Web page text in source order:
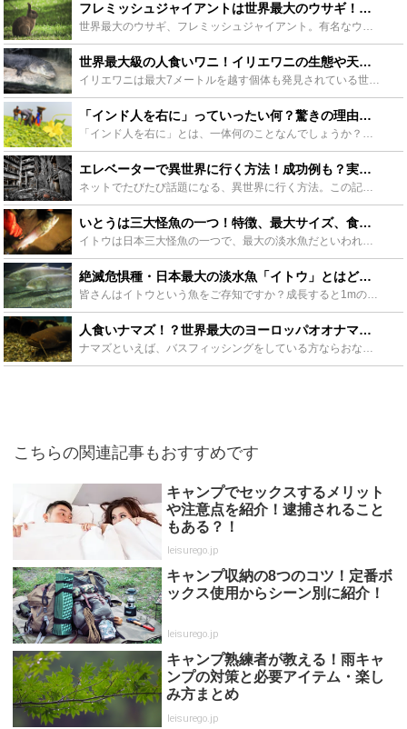
フレミッシュジャイアントは世界最大のウサギ！特徴や飼育方法、販売店や値段も - Leisurego(レジャーゴー)
世界最大のウサギ、フレミッシュジャイアント。有名なウサギなので聞いたことがある人も多いのではないでしょうか？この記事ではフレミッシュジャイアントを販売しているお店や販売価格、飼育時に注意する点、飼育...
世界最大級の人食いワニ！イリエワニの生態や天敵に迫る！日本軍とも関係があった？ - Leisurego(レジャーゴー)
イリエワニは最大7メートルを越す個体も発見されている世界最大級のワニです。その性格はどう猛で恐ろしく、数多くの人が犠牲になったと言われています。意外にも日本との関わりが深いイリエワニの生態や天敵、日...
「インド人を右に」っていったい何？驚きの理由と意味、親しまれる理由とは？ - Leisurego(レジャーゴー)
「インド人を右に」とは、一体何のことなんでしょうか？何故インド人？右にとはどうすることなのか、1997年から伝説となって語り継がれるこの謎の言葉が誕生した背景や意味について詳しくご紹介します。 「右...
エレベーターで異世界に行く方法！成功例も？実際の体験談とその考察 - Leisurego(レジャーゴー)
ネットでたびたび話題になる、異世界に行く方法。この記事ではエレベーターで異世界にいく方法を解説します。多くの人が実践して成功したという意見もあります。はたして本当にエレベーターで異世界にいくことがで...
いとうは三大怪魚の一つ！特徴、最大サイズ、食味、釣り方についてご紹介 - Leisurego(レジャーゴー)
イトウは日本三大怪魚の一つで、最大の淡水魚だといわれています。そんなイトウは北海道でクマを飲み込んだなど、伝説もある魚です。この記事ではそんないとうの特徴や生態、味や最大サイズなどについて紹介してい...
絶滅危惧種・日本最大の淡水魚「イトウ」とはどんな魚？魚が熊を食べた？ - Leisurego(レジャーゴー)
皆さんはイトウという魚をご存知ですか？成長すると1mの体長になる日本では最大級の淡水魚で「幻の魚」とも呼ばれています。なんと湖に飛び込んできた熊を食べたというイトウの伝説もあります。今回はそのイトウ...
人食いナマズ！？世界最大のヨーロッパオオナマズの生態を解説！日本にもいる？ - Leisurego(レジャーゴー)
ナマズといえば、バスフィッシングをしている方ならおなじみの魚ですが、今回紹介するのはその名もヨーロッパオオナマズ、世界最大のナマズです。そのヨーロッパオオナマズが日本に生息しているとまことしやかに囁...
こちらの関連記事もおすすめです
キャンプでセックスするメリット
や注意点を紹介！逮捕されること
もある？！
leisurego.jp
キャンプ収納の8つのコツ！定番ボ
ックス使用からシーン別に紹介！
leisurego.jp
キャンプ熟練者が教える！雨キャ
ンプの対策と必要アイテム・楽し
み方まとめ
leisurego.jp